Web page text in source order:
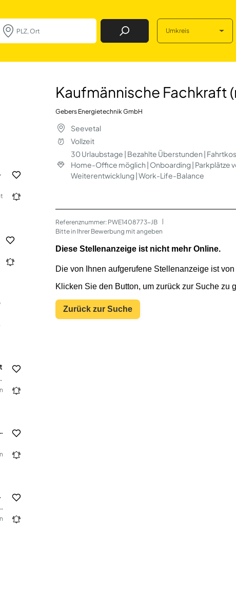
Job Finden Umkreis
Fachkraft (m/w/
GmbH
Schreurs, Müller & Partner Steuerberatungsgesellschaft mbB
Kaufmännische Fachkraft
Gebers Energietechnik GmbH
Seevetal
Vollzeit
30 Urlaubstage | Bezahlte Überstunden |
Home-Office möglich | Onboarding | Parkplätze
Weiterentwicklung | Work-Life-Balance
Referenznummer: PWE1408773-JB
Bitte in Ihrer Bewerbung mit angeben